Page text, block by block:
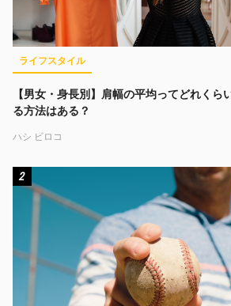
ライフスタイル
【男女・身長別】肩幅の平均ってどれくら
る方法はある？
ハシ ビロコ
2